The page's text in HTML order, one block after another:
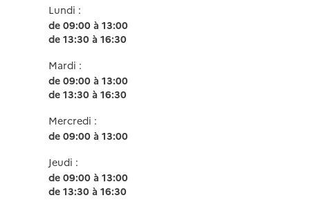
Lundi :
de 09:00 à 13:00
de 13:30 à 16:30
Mardi :
de 09:00 à 13:00
de 13:30 à 16:30
Mercredi :
de 09:00 à 13:00
Jeudi :
de 09:00 à 13:00
de 13:30 à 16:30